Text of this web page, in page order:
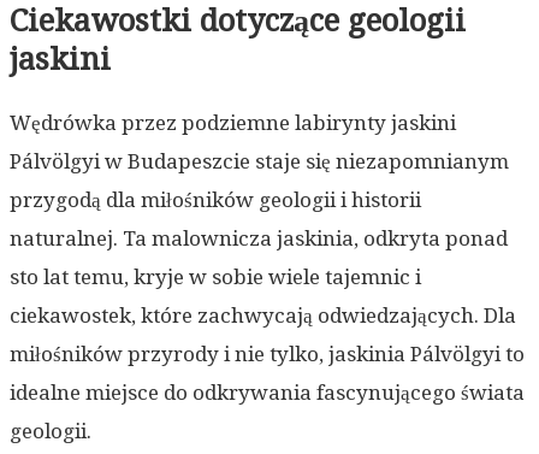
Ciekawostki dotyczące geologii
jaskini
Wędrówka przez podziemne labirynty jaskini
Pálvölgyi w Budapeszcie staje się niezapomnianym
przygodą dla miłośników geologii i historii
naturalnej. Ta malownicza jaskinia, odkryta ponad
sto lat temu, kryje w sobie wiele tajemnic i
ciekawostek, które zachwycają odwiedzających. Dla
miłośników przyrody i nie tylko, jaskinia Pálvölgyi to
idealne miejsce do odkrywania fascynującego świata
geologii.